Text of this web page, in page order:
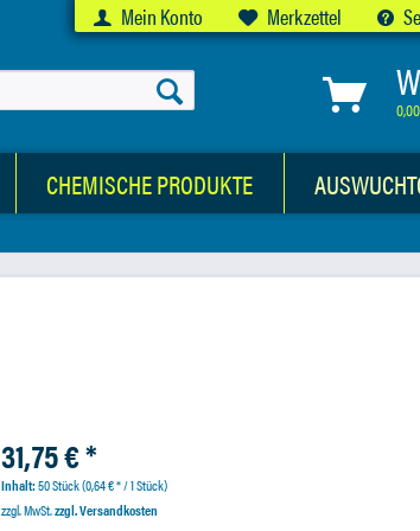
Mein Konto Merkzettel
CHEMISCHE PRODUKTE
31,75 € *
Inhalt:50 Stück (0,64 € * / 1 Stück)
zzgl. MwSt.zzgl. Versandkosten